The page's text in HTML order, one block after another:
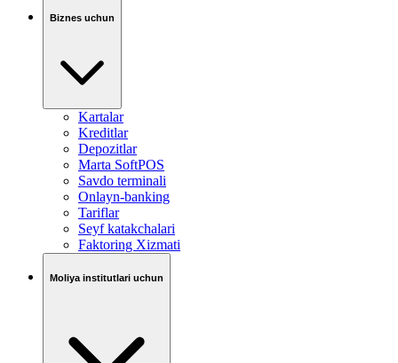
Biznes uchun
Kartalar
Kreditlar
Depozitlar
Marta SoftPOS
Savdo terminali
Onlayn-banking
Tariflar
Seyf katakchalari
Faktoring Xizmati
Moliya institutlari uchun